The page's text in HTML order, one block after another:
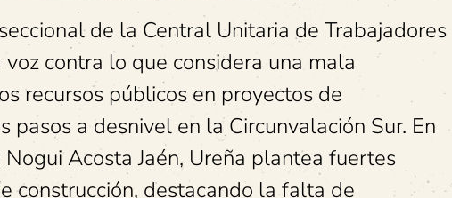
de la Central Unitaria de Trabajadores
contra lo que considera una mala
recursos públicos en proyectos de
a desnivel en la Circunvalación Sur. En
Acosta Jaén, Ureña plantea fuertes
construcción, destacando la falta de